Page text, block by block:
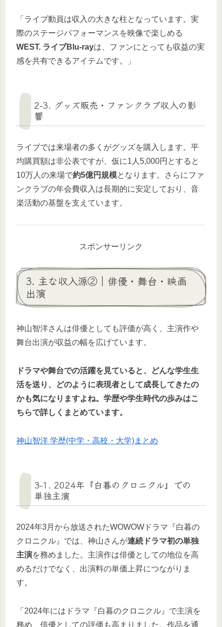
「ライブ動員は収入の大きな柱となっています。実
際のステージパフォーマンスを映像で楽しめる
WEST. ライブBlu-rayは、ファンにとっても収益の実
感を共有できるアイテムです。」
2-3. グッズ販売・ファンクラブ収入の影
響
ライブでは来場者の多くがグッズを購入します。平
均購買額は非公表ですが、仮に1人5,000円とすると
10万人の来場で約5億円規模となります。さらにファ
ンクラブの年会費収入は長期的に安定しており、音
楽活動の基盤を支えています。
スポンサーリンク
3. 主な収入源②｜俳優・舞台・映画
出演
神山智洋さんは俳優としても評価が高く、主演作や
舞台出演が収益の幅を広げています。
ドラマや舞台での活躍を見ていると、どんな学生生
活を送り、どのように表現者として成長してきたの
かも気になりますよね。学歴や学生時代の歩みはこ
ちらで詳しくまとめています。
神山智洋 学歴(中学・高校・大学)まとめ
3-1. 2024年『白暮のクロニクル』での
単独主演
2024年3月から放送されたWOWOWドラマ『白暮の
クロニクル』では、神山さんが連続ドラマ初の単独
主演を務めました。主演作は俳優としての地位を高
めるだけでなく、出演料の単価上昇につながりま
す。
「2024年にはドラマ『白暮のクロニクル』で主演を
務め、俳優としての評価も高まりました。作品を通